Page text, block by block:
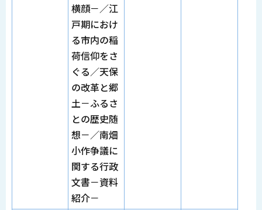
横顔－／江
戸期におけ
る市内の稲
荷信仰をさ
ぐる／天保
の改革と郷
土－ふるさ
との歴史随
想－／南畑
小作争議に
関する行政
文書－資料
紹介－